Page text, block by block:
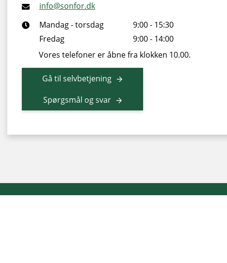
info@sonfor.dk
Mandag - torsdag
9:00 - 15:30
Fredag
9:00 - 14:00
Vores telefoner er åbne fra klokken 10.00.
Gå til selvbetjening
Spørgsmål og svar